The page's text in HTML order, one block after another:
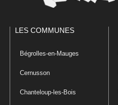
LES COMMUNES
Bégrolles-en-Mauges
Cernusson
Chanteloup-les-Bois